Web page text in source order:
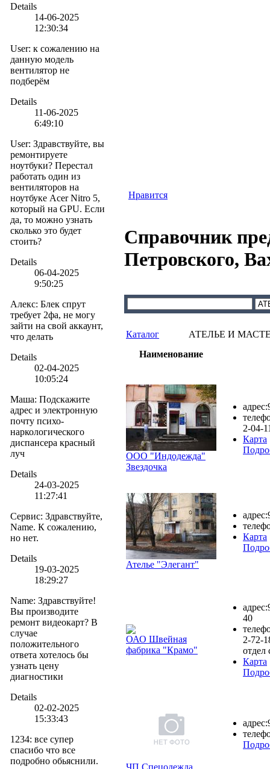
Details
14-06-2025
12:30:34
User: к сожалению на
данную модель
вентилятор не
подберём
Details
11-06-2025
6:49:10
User: Здравствуйте, вы
ремонтируете
ноутбуки? Перестал
работать один из
вентиляторов на
ноутбуке Acer Nitro 5,
который на GPU. Если
да, то можно узнать
сколько это будет
стоить?
Details
06-04-2025
9:50:25
Алекс: Блек спрут
требует 2фа, не могу
зайти на свой аккаунт,
что делать
Details
02-04-2025
10:05:24
Маша: Подскажите
адрес и электронную
почту психо-
наркологического
диспансера красный
луч
Details
24-03-2025
11:27:41
Сервис: Здравствуйте,
Name. К сожалению,
но нет.
Details
19-03-2025
18:29:27
Name: Здравствуйте!
Вы производите
ремонт видеокарт? В
случае
положительного
ответа хотелось бы
узнать цену
диагностики
Details
02-02-2025
15:33:43
1234: все супер
спасибо что все
подробно обьяснили.
Нравится
Справочник
Петровского,
Каталог
АТЕЛЬЕ И
Наименование
ООО "Индодежда"
Звездочка
адрес:
2-04-
Карта
Ателье "Элегант"
адрес:
Карта
ОАО Швейная
фабрика "Крамо"
адрес:
40
2-72-
отдел
Карта
ЧП Спецодежда
адрес: